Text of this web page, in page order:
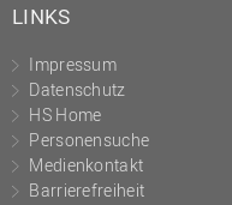
LINKS
Impressum
Datenschutz
HS Home
Personensuche
Medienkontakt
Barrierefreiheit